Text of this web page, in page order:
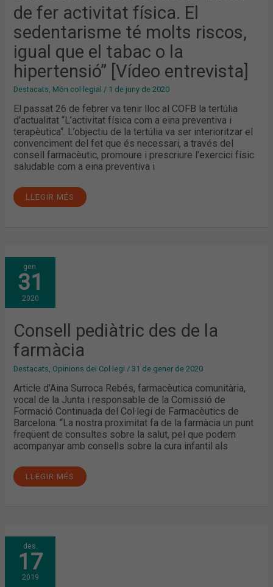
de fer activitat física. El
sedentarisme té molts riscos,
igual que el tabac o la
hipertensió” [Vídeo entrevista]
Destacats, Món col·legial / 1 de juny de 2020
El passat 26 de febrer va tenir lloc al COFB la tertúlia
d’actualitat “L’activitat física com a eina preventiva i
terapèutica“. L’objectiu de la tertúlia va ser interioritzar el
convenciment del fet que és necessari, a través del
consell farmacèutic, promoure i prescriure l’exercici físic
saludable com a eina preventiva i
MOLTS
RISCOS,
IGUAL
QUE
EL
TABAC
O
LA
HIPERTENSIÓ”
[VÍDEO
ENTREVISTA]
LLEGIR MÉS
gen.
31
2020
Consell pediàtric des de la
farmàcia
Destacats, Opinions del Col·legi /31 de gener de 2020
Article d’Aina Surroca Rebés, farmacèutica comunitària,
vocal de la Junta i responsable de la Comissió de
Formació Continuada del Col·legi de Farmacèutics de
Barcelona. “La nostra proximitat fa de la farmàcia un punt
freqüent de consultes sobre la salut, pel que podem
acompanyar amb consells sobre la cura infantil als
CONSELL
PEDIÀTRIC
DES
DE
LA
FARMÀCIA
LLEGIR MÉS
des.
17
2019
LA
FESTA
INFANTIL
OMPLE
DE
CANÇONS